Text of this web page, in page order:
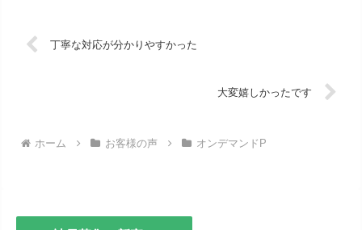
丁寧な対応が分かりやすかった
大変嬉しかったです
ホーム お客様の声 オンデマンドP